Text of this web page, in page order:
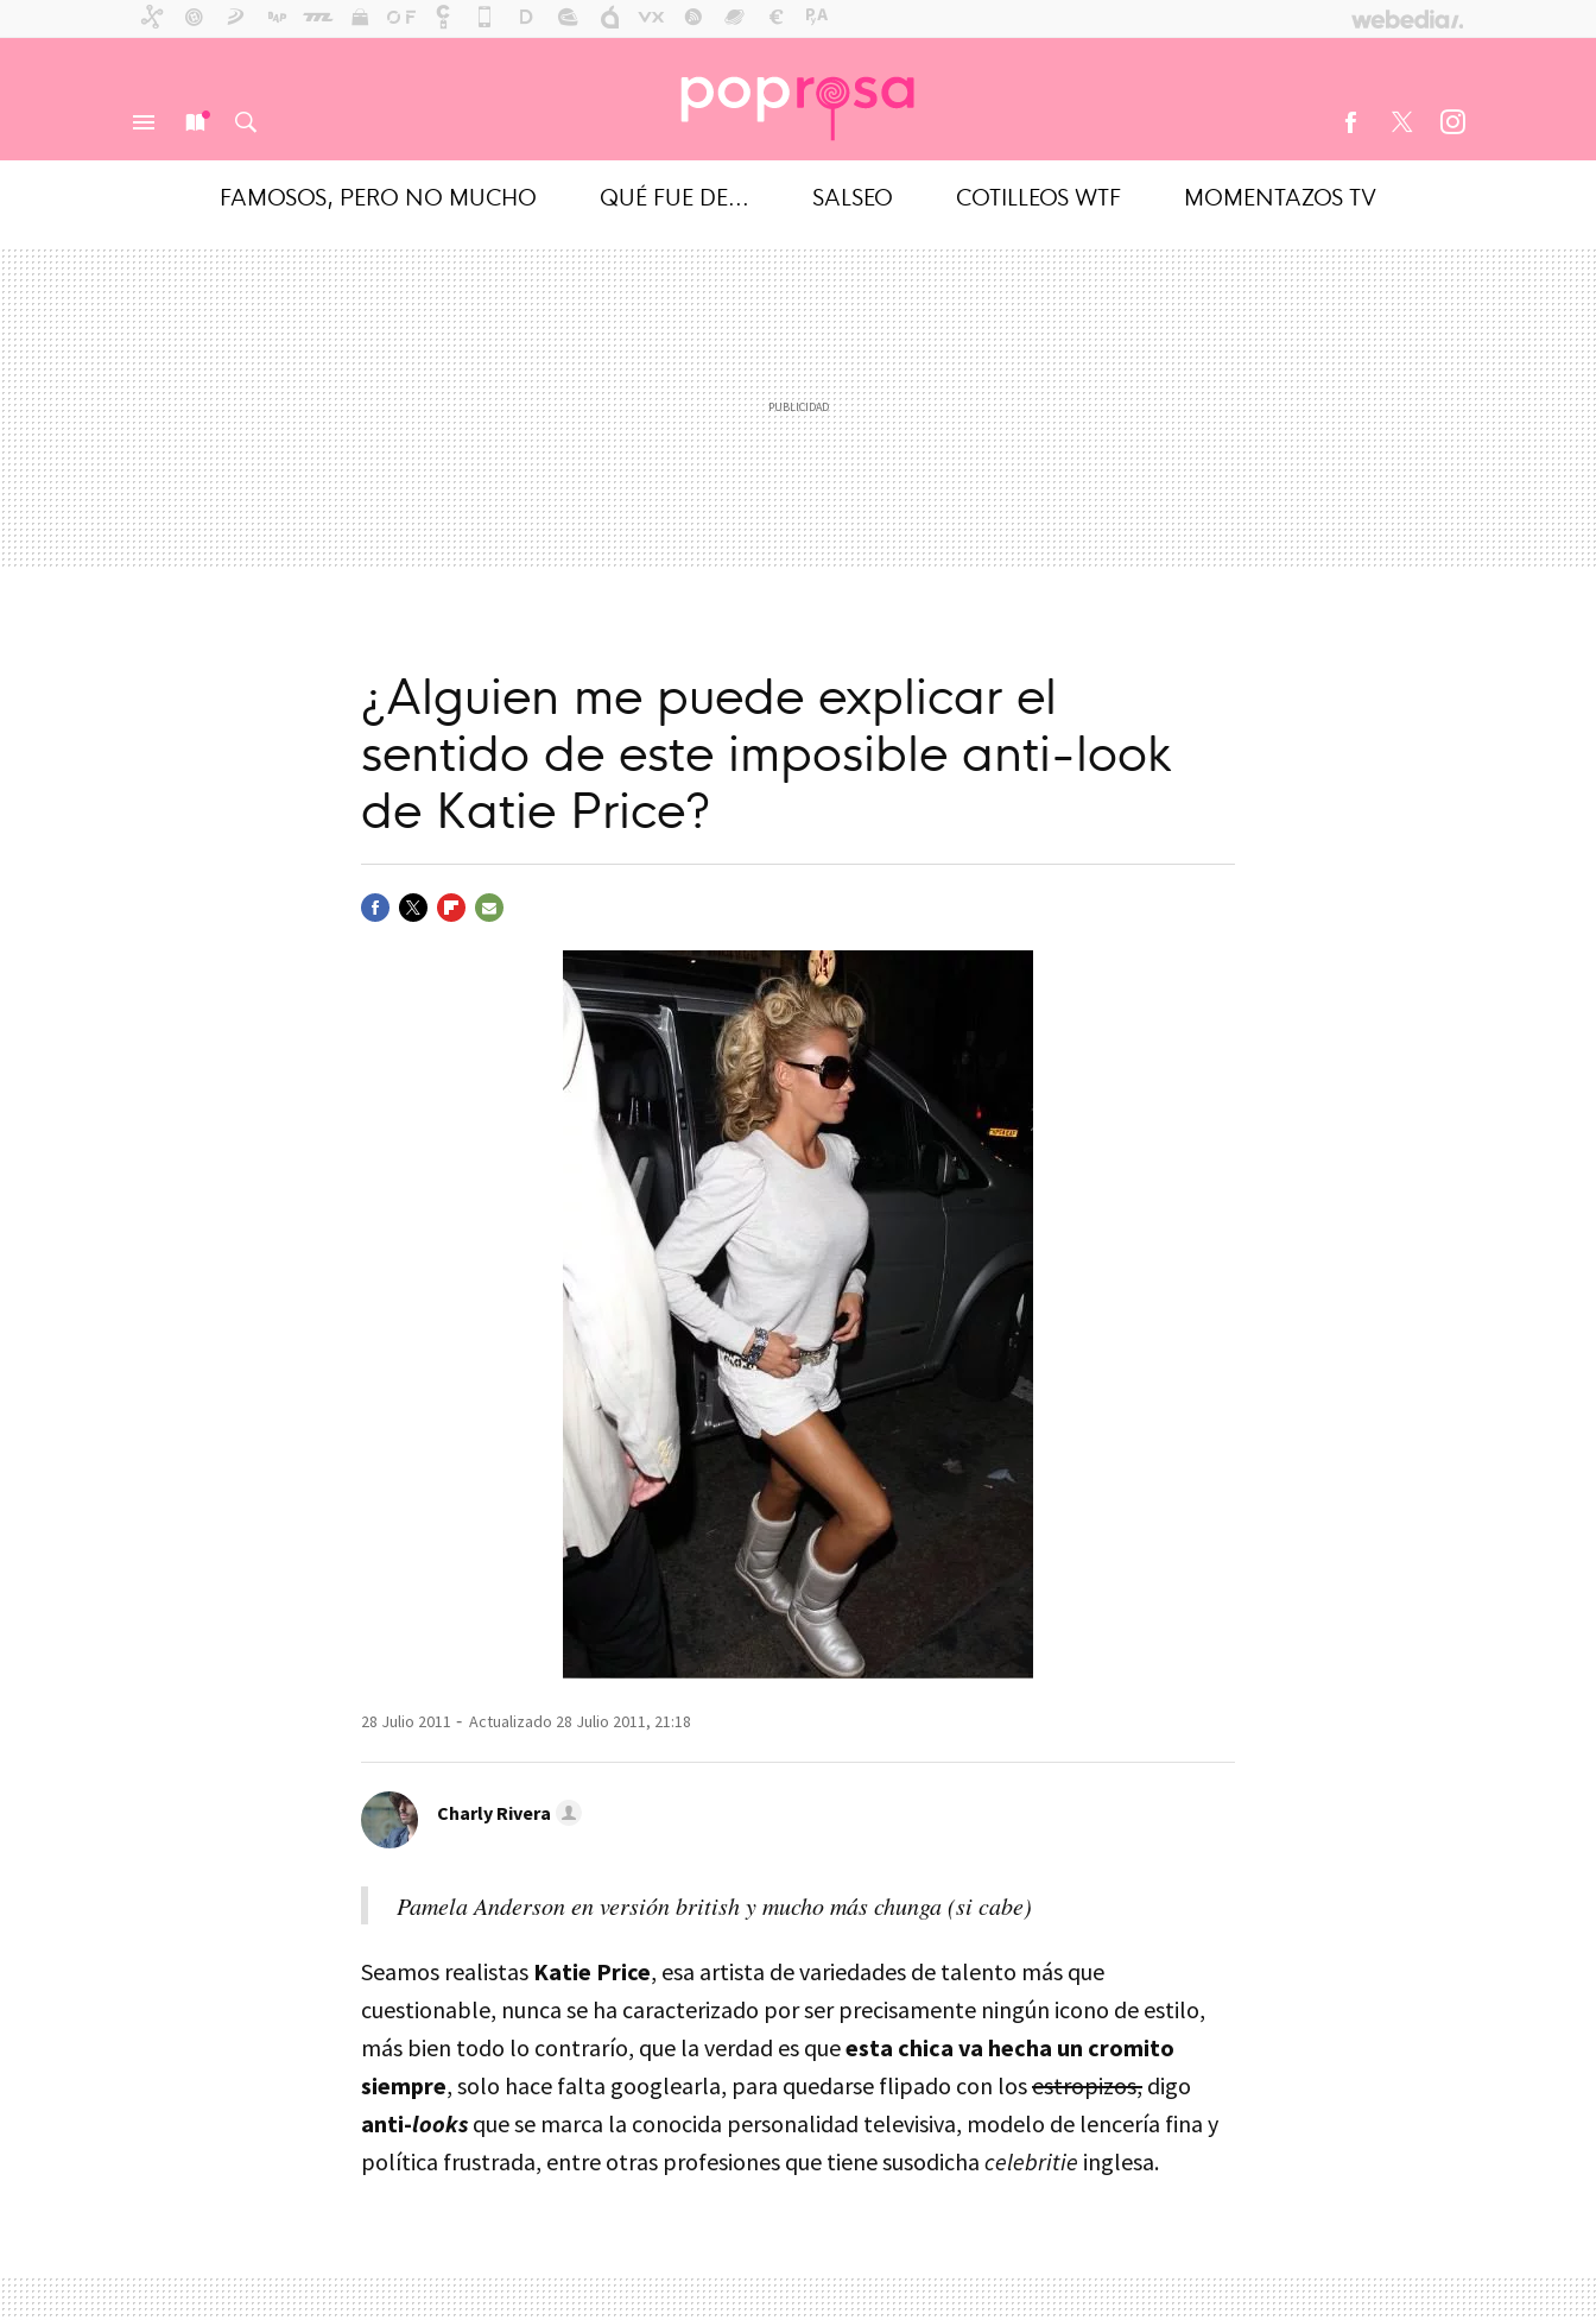
FAMOSOS, PERO NO MUCHO QUÉ FUE DE... SALSEO COTILLEOS WTF MOMENTAZOS TV
¿Alguien me puede explicar el
sentido de este imposible anti-look
de Katie Price?
28 Julio 2011 Actualizado 28 Julio 2011, 21:18
Charly Rivera
Pamela Anderson en versión british y mucho más chunga (si cabe)
Seamos realistas Katie Price, esa artista de variedades de talento más que
cuestionable, nunca se ha caracterizado por ser precisamente ningún icono de estilo,
más bien todo lo contrarío, que la verdad es queesta chica va hecha un cromito
siempre, solo hace falta googlearla, para quedarse flipado con losestropizos, digo
anti-looks que se marca la conocida personalidad televisiva, modelo de lencería fina y
política frustrada, entre otras profesiones que tiene susodicha celebritie inglesa.